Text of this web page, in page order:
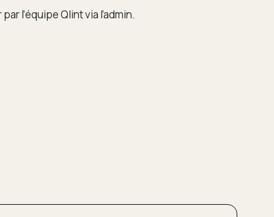
l’équipe Qlint via l’admin.